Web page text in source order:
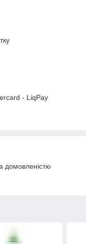
- LiqPay
домовленістю